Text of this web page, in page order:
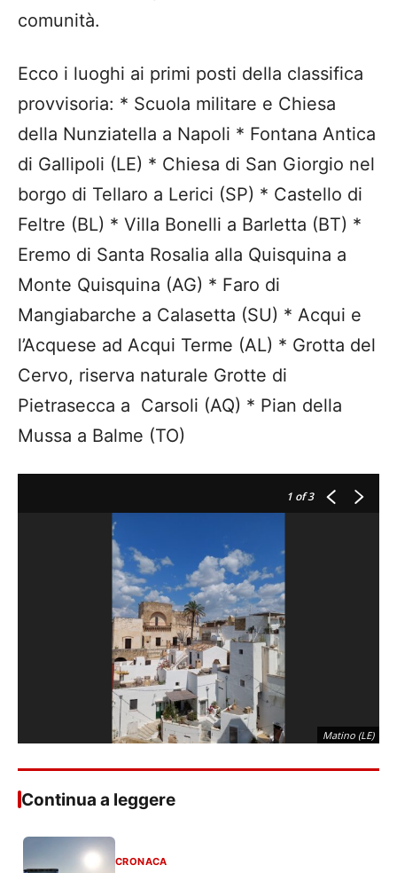
comunità.
Ecco i luoghi ai primi posti della classifica
provvisoria: * Scuola militare e Chiesa
della Nunziatella a Napoli * Fontana Antica
di Gallipoli (LE) * Chiesa di San Giorgio nel
borgo di Tellaro a Lerici (SP) * Castello di
Feltre (BL) * Villa Bonelli a Barletta (BT) *
Eremo di Santa Rosalia alla Quisquina a
Monte Quisquina (AG) * Faro di
Mangiabarche a Calasetta (SU) * Acqui e
l’Acquese ad Acqui Terme (AL) * Grotta del
Cervo, riserva naturale Grotte di
Pietrasecca a Carsoli (AQ) * Pian della
Mussa a Balme (TO)
1 of 3
Matino (LE)
Continua a leggere
CRONACA